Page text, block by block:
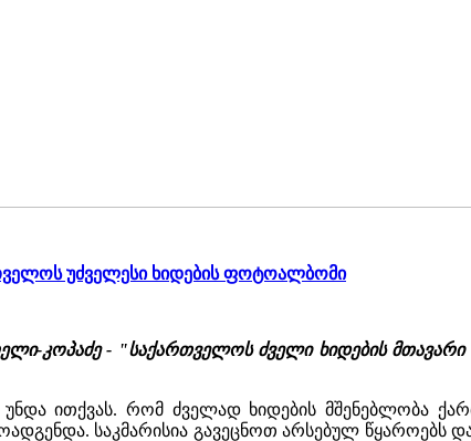
უძველესი ხიდების ფოტოალბომი
კოპაძე - "საქართველოს ძველი ხიდების მთავარი
ითქვას. რომ ძველად ხიდების მშენებლობა
საკმარისია გავეცნოთ არსებულ